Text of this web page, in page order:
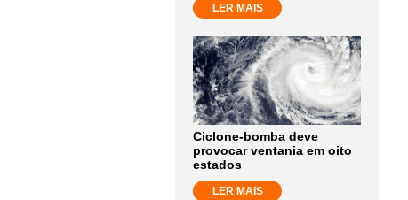
LER MAIS
Ciclone-bomba deve
provocar ventania em oito
estados
LER MAIS